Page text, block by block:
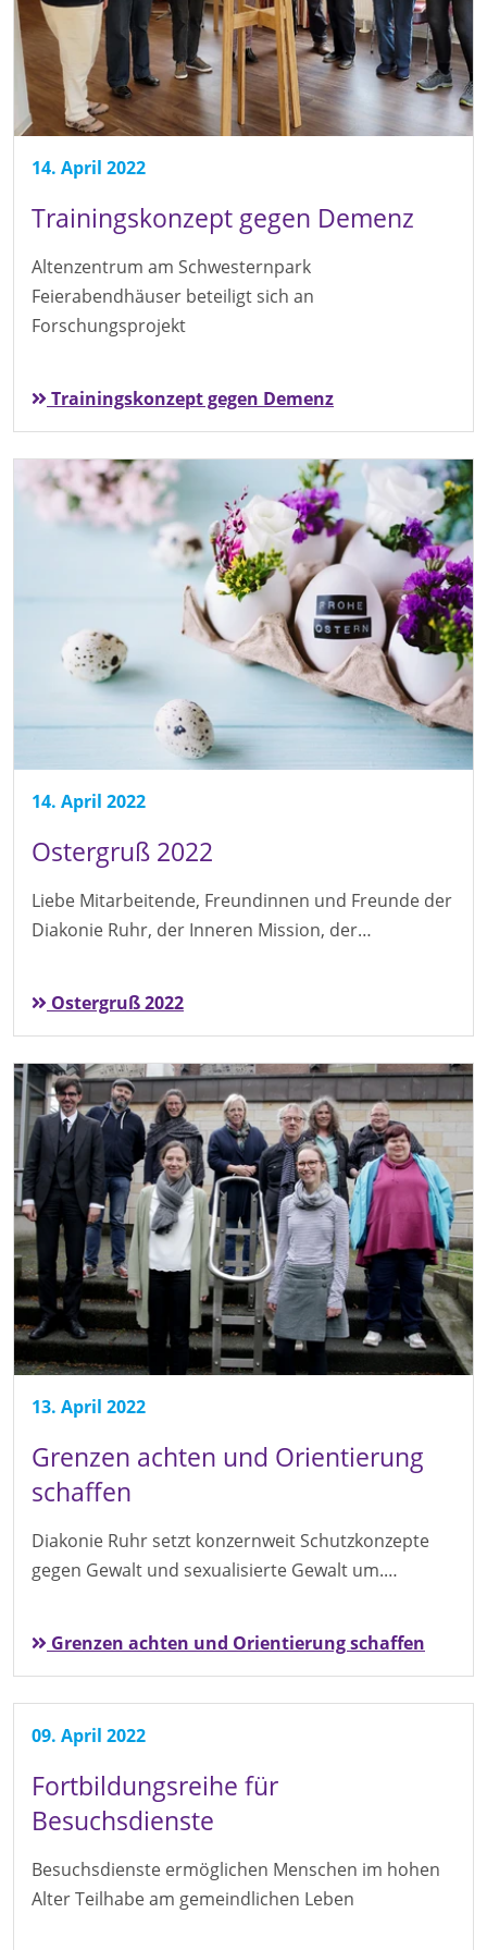
14. April 2022
Trainingskonzept gegen Demenz
Altenzentrum am Schwesternpark
Feierabendhäuser beteiligt sich an
Forschungsprojekt
Trainingskonzept gegen Demenz
14. April 2022
Ostergruß 2022
Liebe Mitarbeitende, Freundinnen und Freunde der
Diakonie Ruhr, der Inneren Mission, der…
Ostergruß 2022
13. April 2022
Grenzen achten und Orientierung
schaffen
Diakonie Ruhr setzt konzernweit Schutzkonzepte
gegen Gewalt und sexualisierte Gewalt um.…
Grenzen achten und Orientierung schaffen
09. April 2022
Fortbildungsreihe für
Besuchsdienste
Besuchsdienste ermöglichen Menschen im hohen
Alter Teilhabe am gemeindlichen Leben